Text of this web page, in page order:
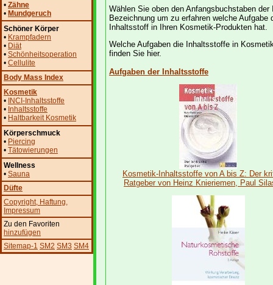
Wählen Sie oben den Anfangsbuchstaben der
Bezeichnung um zu erfahren welche Aufgabe
Inhaltsstoff in Ihren Kosmetik-Produkten hat.
Welche Aufgaben die Inhaltsstoffe in
finden Sie hier.
Aufgaben der Inhaltsstoffe
Kosmetik-Inhaltsstoffe von A bis Z: Der
Ratgeber von Heinz Knieriemen, Paul
• Zähne
• Mundgeruch
Schöner Körper
• Krampfadern
• Diät
• Schönheitsoperation
• Cellulite
Body Mass Index
Kosmetik
• INCI-Inhaltsstoffe
• Inhaltsstoffe
• Haltbarkeit Kosmetik
Körperschmuck
• Piercing
• Tätowierungen
Wellness
• Sauna
Düfte
Copyright, Haftung,
Impressum
Zu den Favoriten
hinzufügen
Sitemap-1 SM2 SM3 SM4